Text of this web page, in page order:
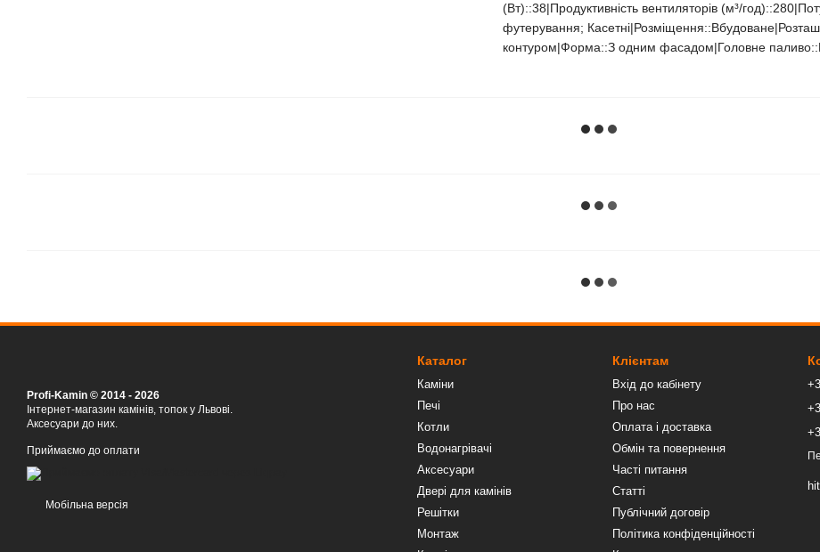
(Вт)::38|Продуктивність вентиляторів (м³/
футерування;
контуром|Форма::З одним фасадом|Головне
Profi-Kamin © 2014 - 2026
Інтернет-магазин камінів, топок у Львові.
Аксесуари до них.
Приймаємо до оплати
Мобільна версія
Каталог
Каміни
Печі
Котли
Водонагрівачі
Аксесуари
Двері для камінів
Решітки
Монтаж
Клієнтам
Вхід до кабінету
Про нас
Оплата і доставка
Обмін та повернення
Часті питання
Статті
Публічний договір
Політика конфіденційності